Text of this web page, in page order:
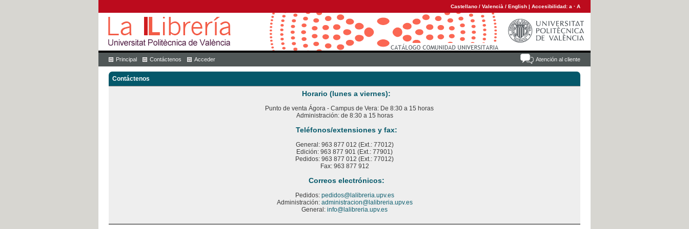
Castellano / Valencià / English | Accesibilidad: a · A
Atención al cliente
Principal Contáctenos Acceder
Contáctenos
Horario (lunes a viernes):
Punto de venta Ágora - Campus de Vera: De 8:30 a 15 horas
Administración: de 8:30 a 15 horas
Teléfonos/extensiones y fax:
General: 963 877 012 (Ext.: 77012)
Edición: 963 877 901 (Ext.: 77901)
Pedidos: 963 877 012 (Ext.: 77012)
Fax: 963 877 912
Correos electrónicos:
Pedidos: pedidos@lalibreria.upv.es
Administración: administracion@lalibreria.upv.es
General: info@lalibreria.upv.es